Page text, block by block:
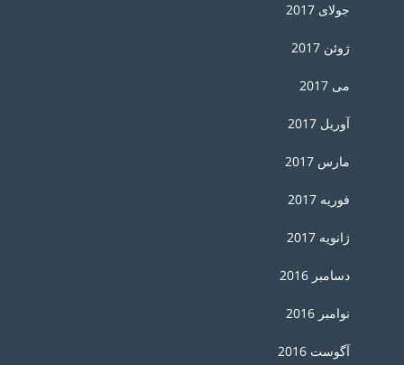
جولای 2017
ژوئن 2017
می 2017
آوریل 2017
مارس 2017
فوریه 2017
ژانویه 2017
دسامبر 2016
نوامبر 2016
آگوست 2016